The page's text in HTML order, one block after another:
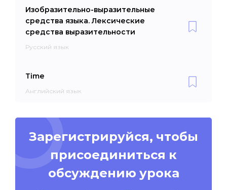
Изобразительно-выразительные
средства языка. Лексические
средства выразительности
Русский язык
Time
Английский язык
Зарегистрируйся, чтобы
присоединиться к
обсуждению урока